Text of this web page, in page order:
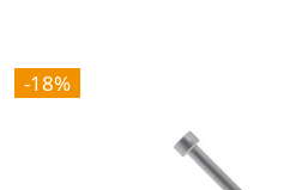
-18%